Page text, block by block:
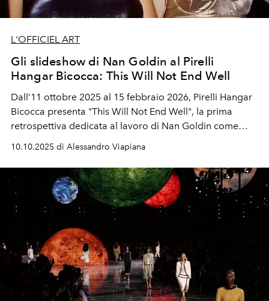
L'OFFICIEL ART
Gli slideshow di Nan Goldin al Pirelli
Hangar Bicocca: This Will Not End Well
Dall’11 ottobre 2025 al 15 febbraio 2026, Pirelli Hangar
Bicocca presenta "This Will Not End Well", la prima
retrospettiva dedicata al lavoro di Nan Goldin come
10.10.2025 di Alessandro Viapiana